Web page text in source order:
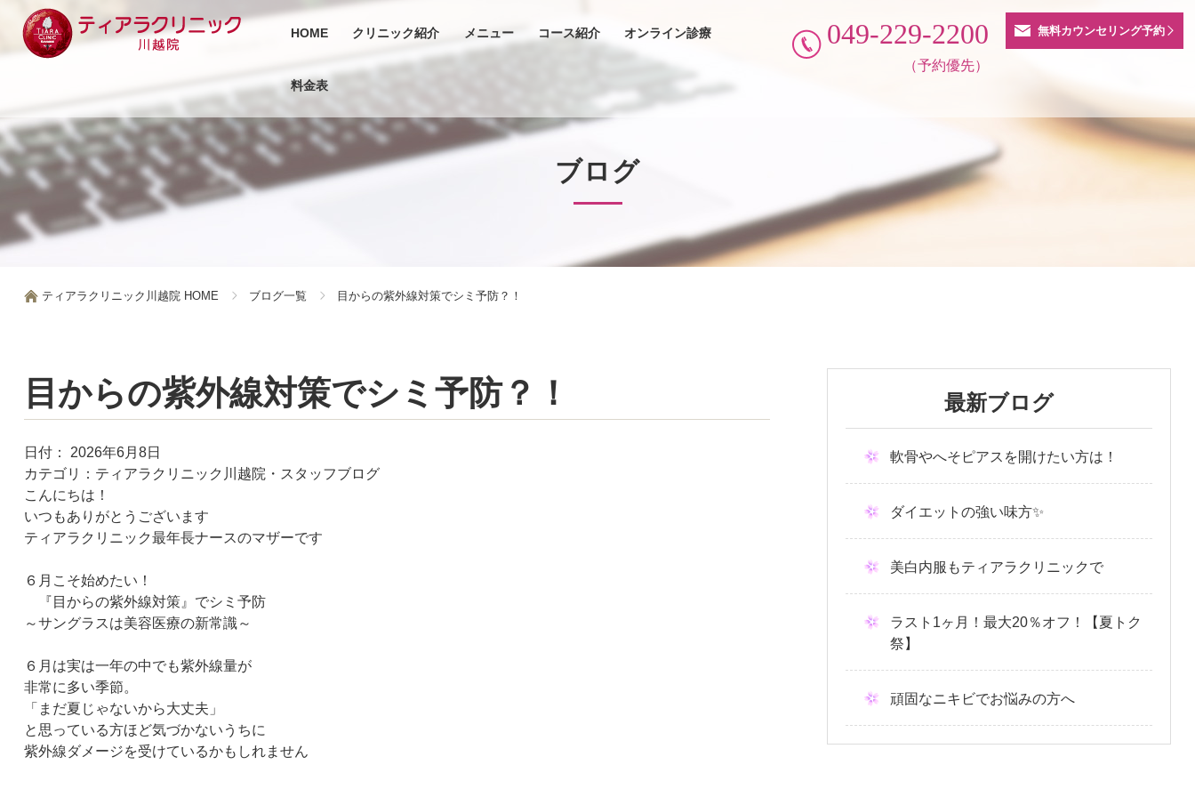
HOME クリニック紹介 メニュー コース紹介 オンライン診療
料金表
無料カウンセリング予約
049-229-2200
（予約優先）
ブログ
ティアラクリニック川越院 HOME ブログ一覧 目からの紫外線対策でシミ予防？！
目からの紫外線対策でシミ予防？！
日付：
2026年6月8日
カテゴリ： ティアラクリニック川越院・スタッフブログ
こんにちは！
いつもありがとうございます
ティアラクリニック最年長ナースのマザーです
６月こそ始めたい！
『目からの紫外線対策』でシミ予防
～サングラスは美容医療の新常識～
６月は実は一年の中でも紫外線量が
非常に多い季節。
「まだ夏じゃないから大丈夫」
と思っている方ほど気づかないうちに
紫外線ダメージを受けているかもしれません
最新ブログ
軟骨やへそピアスを開けたい方は！
ダイエットの強い味方✨
美白内服もティアラクリニックで
ラスト1ヶ月！最大20％オフ！【夏トク
祭】
頑固なニキビでお悩みの方へ